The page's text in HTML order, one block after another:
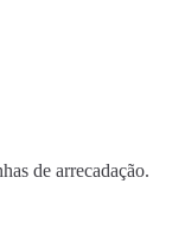
de arrecadação.